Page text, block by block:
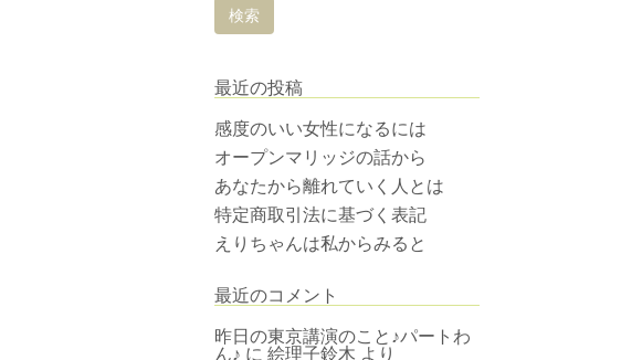
最近の投稿
感度のいい女性になるには
オープンマリッジの話から
あなたから離れていく人とは
特定商取引法に基づく表記
えりちゃんは私からみると
最近のコメント
昨日の東京講演のこと♪パートわ
ん♪ に 絵理子鈴木 より